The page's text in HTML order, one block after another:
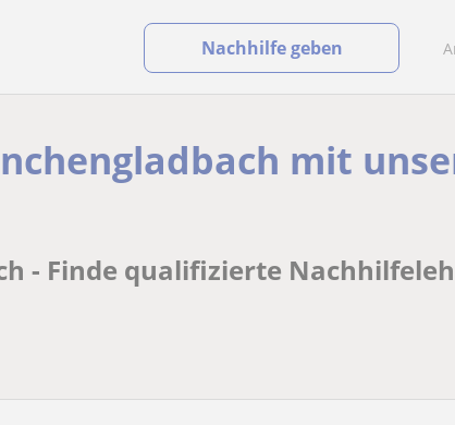
Nachhilfe geben
mit
- Finde qualifizierte